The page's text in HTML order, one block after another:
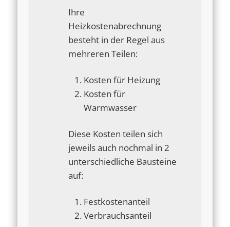
Ihre
Heizkostenabrechnung
besteht in der Regel aus
mehreren Teilen:
Kosten für Heizung
Kosten für
Warmwasser
Diese Kosten teilen sich
jeweils auch nochmal in 2
unterschiedliche Bausteine
auf:
Festkostenanteil
Verbrauchsanteil